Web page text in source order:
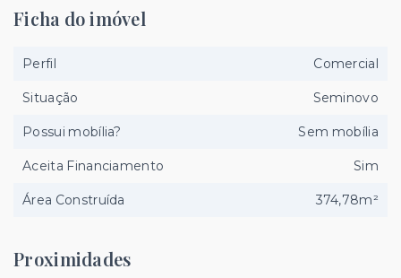
Proximidades
Ficha do imóvel
Perfil Comercial
Situação Seminovo
Possui mobília? Sem mobília
Aceita Financiamento Sim
Área Construída 374,78m²